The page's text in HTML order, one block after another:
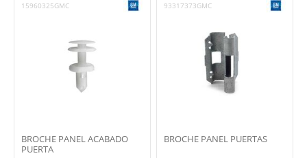
15960325GMC
BROCHE PANEL ACABADO
PUERTA
93317373GMC
BROCHE PANEL PUERTAS